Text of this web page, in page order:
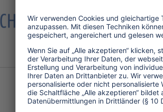
Mitchell Lay, Fischer auf
und einer der
karibischen Fischerei-
im Interview die
...mehr